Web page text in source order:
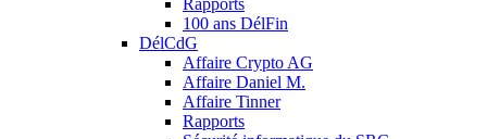
Rapports
100 ans DélFin
DélCdG
Affaire Crypto AG
Affaire Daniel M.
Affaire Tinner
Rapports